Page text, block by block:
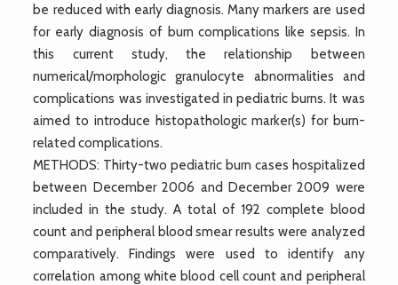
be reduced with early diagnosis. Many markers are used
for early diagnosis of burn complications like sepsis. In
this current study, the relationship between
numerical/morphologic granulocyte abnormalities and
complications was investigated in pediatric burns. It was
aimed to introduce histopathologic marker(s) for burn-
related complications.
METHODS: Thirty-two pediatric burn cases hospitalized
between December 2006 and December 2009 were
included in the study. A total of 192 complete blood
count and peripheral blood smear results were analyzed
comparatively. Findings were used to identify any
correlation among white blood cell count and peripheral